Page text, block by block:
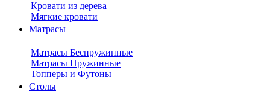
Кровати из дерева
Мягкие кровати
Матрасы
Матрасы Беспружинные
Матрасы Пружинные
Топперы и Футоны
Столы